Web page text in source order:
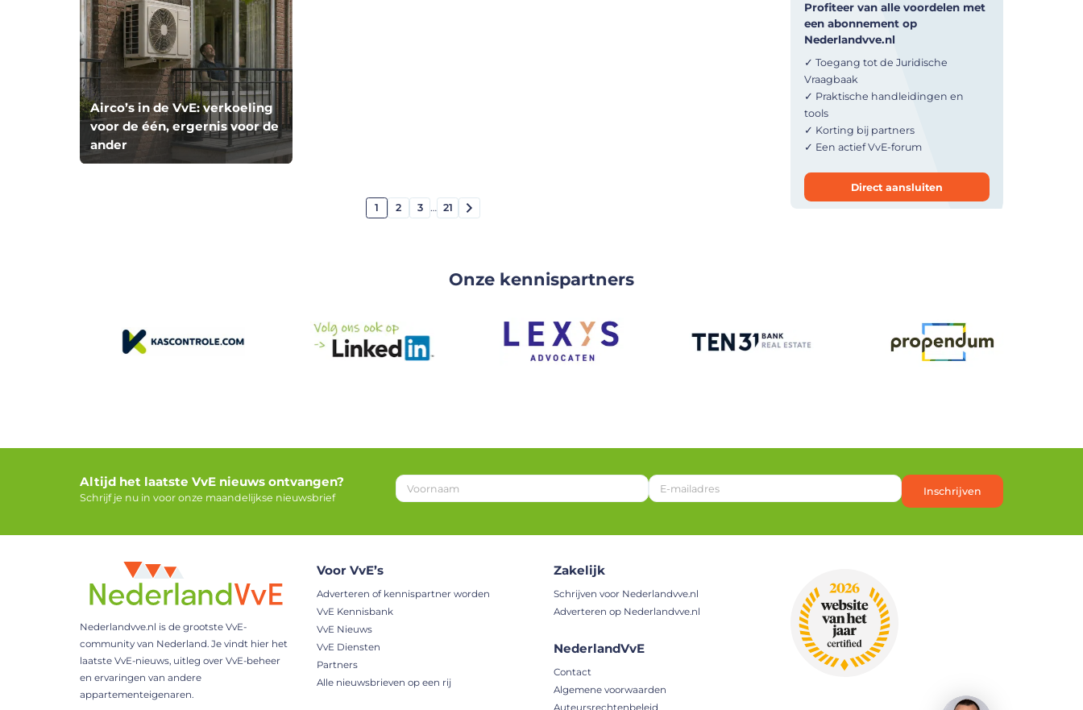
Airco’s in de VvE: verkoeling
voor de één, ergernis voor de
ander
1 2 3 … 21
Profiteer van alle voordelen met
een abonnement op
Nederlandvve.nl
✓ Toegang tot de Juridische
Vraagbaak
✓ Praktische handleidingen en
tools
✓ Korting bij partners
✓ Een actief VvE-forum
Direct aansluiten
Onze kennispartners
Altijd het laatste VvE nieuws ontvangen?
Schrijf je nu in voor onze maandelijkse nieuwsbrief
*
*
Inschrijven
Nederlandvve.nl is de grootste VvE-
community van Nederland. Je vindt hier het
laatste VvE-nieuws, uitleg over VvE-beheer
en ervaringen van andere
appartementeigenaren.
Voor VvE’s
Adverteren of kennispartner worden
VvE Kennisbank
VvE Nieuws
VvE Diensten
Partners
Alle nieuwsbrieven op een rij
Zakelijk
Schrijven voor Nederlandvve.nl
Adverteren op Nederlandvve.nl
NederlandVvE
Contact
Algemene voorwaarden